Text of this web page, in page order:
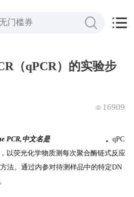
（qPCR）的实验步
16909
PCR,中文名是实时荧光定量PCR 。qPC
以荧光化学物质测每次聚合酶链式反应
方法。通过内参对待测样品中的特定DN